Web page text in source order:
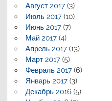
Август 2017(3)
Июль 2017(10)
Июнь 2017(7)
Май 2017(4)
Апрель 2017(13)
Март 2017(5)
Февраль 2017(6)
Январь 2017(3)
Декабрь 2016(5)